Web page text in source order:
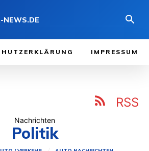
NEWS.DE
IMPRESSUM
RSS
Nachrichten
Politik